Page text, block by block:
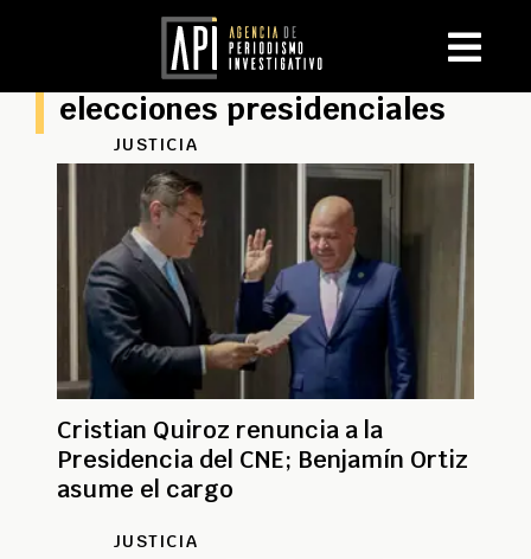
elecciones presidenciales
JUSTICIA
Cristian Quiroz renuncia a la
Presidencia del CNE; Benjamín Ortiz
asume el cargo
JUSTICIA